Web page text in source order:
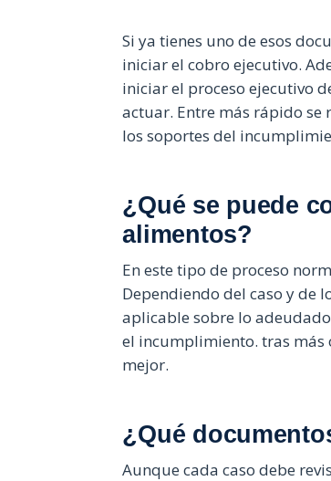
Si ya tienes uno de esos
iniciar el cobro ejecutivo.
iniciar el proceso ejecutivo
actuar. Entre más rápido se
los soportes del
¿Qué se puede
alimentos?
En este tipo de proceso
Dependiendo del caso y de
aplicable sobre lo
el incumplimiento. tras más
mejor.
¿Qué
Aunque cada caso debe